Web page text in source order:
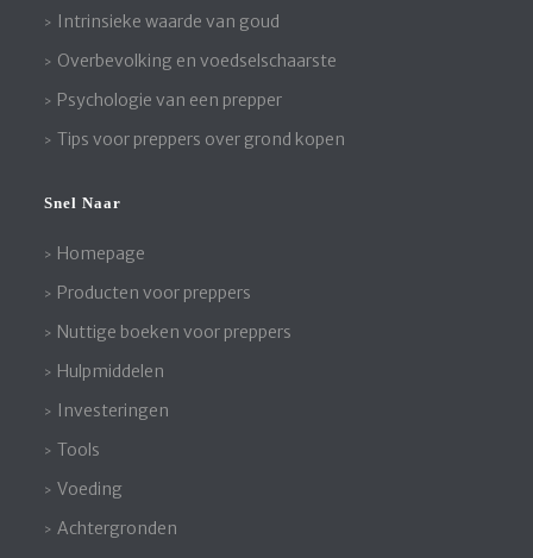
Intrinsieke waarde van goud
Overbevolking en voedselschaarste
Psychologie van een prepper
Tips voor preppers over grond kopen
Snel Naar
Homepage
Producten voor preppers
Nuttige boeken voor preppers
Hulpmiddelen
Investeringen
Tools
Voeding
Achtergronden